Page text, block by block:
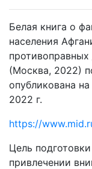
Белая книга о
населения
(Москва, 2022)
опубликована
2022 г.
https://
Цель
привлечении